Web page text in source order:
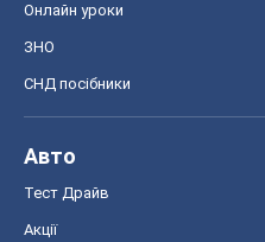
Онлайн уроки
ЗНО
СНД посібники
Авто
Тест Драйв
Акції